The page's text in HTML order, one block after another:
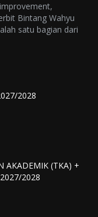
Bintang Wahyu
satu bagian dari
2028
AKADEMIK (TKA) +
2028